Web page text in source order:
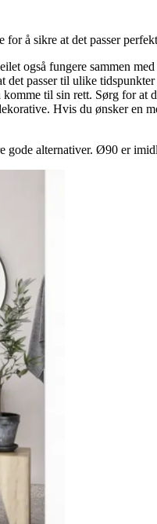
å sikre at det passer
også fungere sammen
det passer til ulike tidspunkter
til sin rett. Sørg for
Hvis du ønsker en
alternativer. Ø90 er